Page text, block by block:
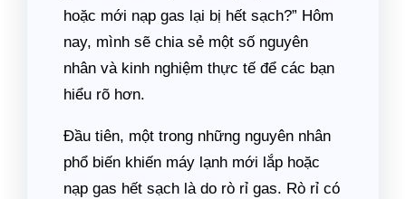
hoặc mới nạp gas lại bị hết sạch?” Hôm
nay, mình sẽ chia sẻ một số nguyên
nhân và kinh nghiệm thực tế để các bạn
hiểu rõ hơn.
Đầu tiên, một trong những nguyên nhân
phổ biến khiến máy lạnh mới lắp hoặc
nạp gas hết sạch là do rò rỉ gas. Rò rỉ có